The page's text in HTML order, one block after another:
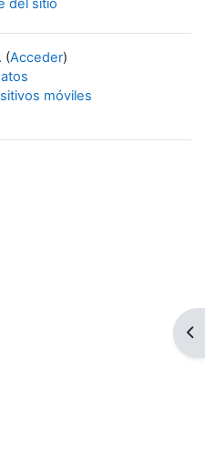
del sitio
(Acceder)
móviles